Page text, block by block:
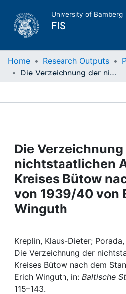
University of Bamberg
FIS
Home
Projects
People
Institutions
My FIS
Help
Home Research Outputs
Die Verzeichnung der nichtstaatlichen Archive des Kreises Bütow nach dem Stand von 1939/40 von Erich Winguth
Die Verzeichnung
nichtstaatlichen
Kreises Bütow
von 1939/40 von
Winguth
Kreplin, Klaus-Dieter;
Die Verzeichnung der
Kreises Bütow nach dem
Erich Winguth, in: Baltische
115–143.